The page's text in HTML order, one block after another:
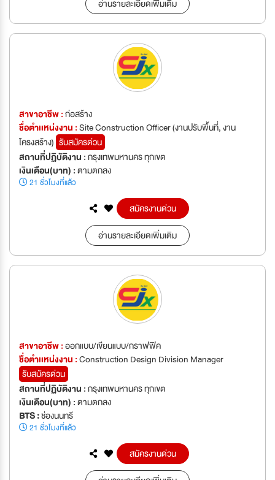
อ่านรายละเอียดเพิ่มเติม
สาขาอาชีพ :ก่อสร้าง
ชื่อตำเเหน่งงาน :Site Construction Officer (งานปรับพื้นที่, งาน
โครงสร้าง) รับสมัครด่วน
สถานที่ปฏิบัติงาน :กรุงเทพมหานคร ทุกเขต
เงินเดือน(บาท) :ตามตกลง
21 ชั่วโมงที่แล้ว
สมัครงานด่วน
อ่านรายละเอียดเพิ่มเติม
สาขาอาชีพ :ออกแบบ/เขียนแบบ/กราฟฟิค
ชื่อตำเเหน่งงาน :Construction Design Division Manager
รับสมัครด่วน
สถานที่ปฏิบัติงาน :กรุงเทพมหานคร ทุกเขต
เงินเดือน(บาท) :ตามตกลง
BTS :ช่องนนทรี
21 ชั่วโมงที่แล้ว
สมัครงานด่วน